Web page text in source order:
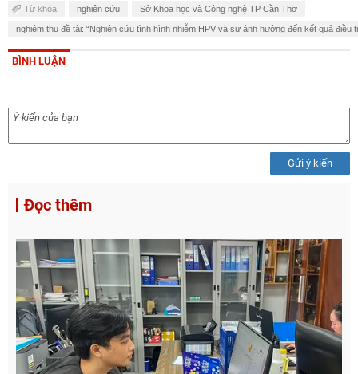
Từ khóa nghiên cứu Sở Khoa học và Công nghệ TP Cần Thơ
nghiệm thu đề tài: “Nghiên cứu tình hình nhiễm HPV và sự ảnh hưởng đến kết quả
BÌNH LUẬN
Gửi ý kiến
Đọc thêm